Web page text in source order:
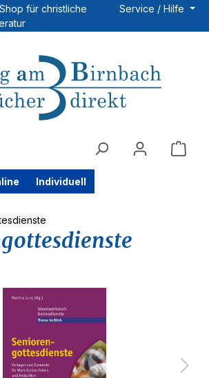
für christliche
Service / Hilfe
Individuell